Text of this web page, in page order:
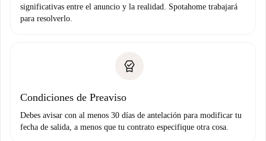
significativas entre el anuncio y la realidad. Spotahome trabajará
para resolverlo.
Condiciones de Preaviso
Debes avisar con al menos 30 días de antelación para modificar tu
fecha de salida, a menos que tu contrato especifique otra cosa.